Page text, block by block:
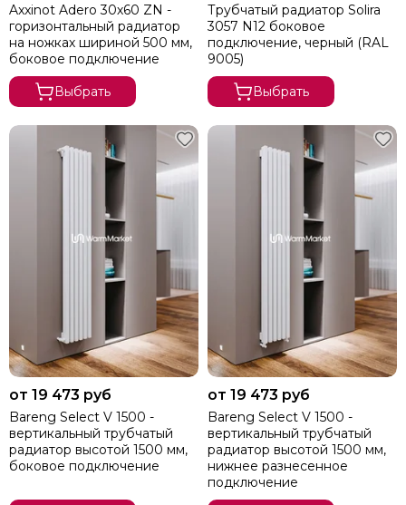
Axxinot Adero 30х60 ZN -
горизонтальный радиатор
на ножках шириной 500 мм,
боковое подключение
Выбрать
Трубчатый радиатор Solira
3057 N12 боковое
подключение, черный (RAL
9005)
Выбрать
от 19 473 руб
Bareng Select V 1500 -
вертикальный трубчатый
радиатор высотой 1500 мм,
боковое подключение
от 19 473 руб
Bareng Select V 1500 -
вертикальный трубчатый
радиатор высотой 1500 мм,
нижнее разнесенное
подключение